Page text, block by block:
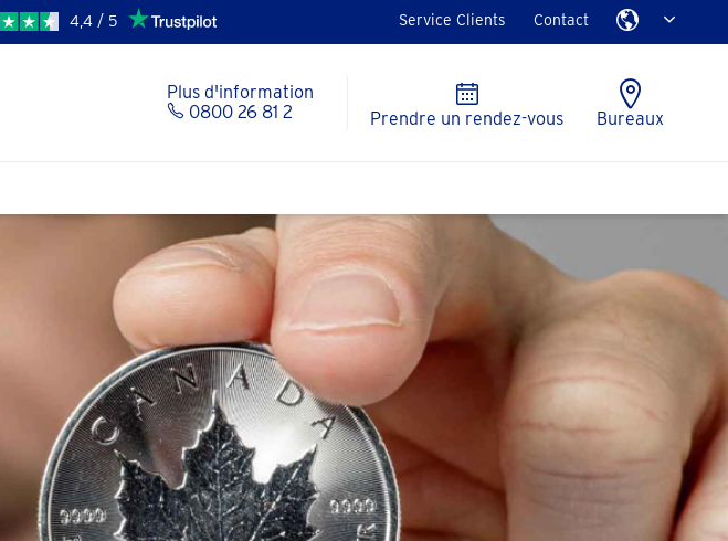
4,4 / 5 Service Clients Contact
Plus d'information
0800 26 81 2
Prendre un rendez-vous Bureaux